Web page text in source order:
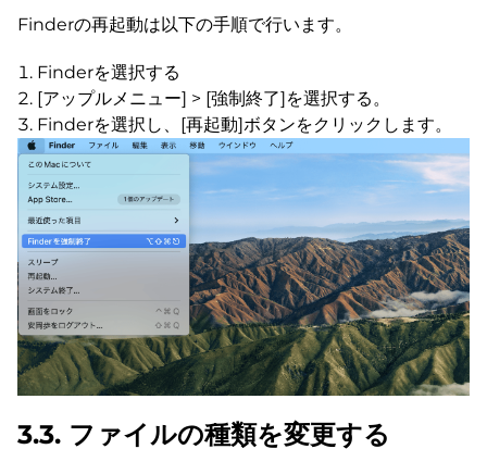
Finderの再起動は以下の手順で行います。
Finderを選択する
[アップルメニュー] > [強制終了]を選択する。
Finderを選択し、[再起動]ボタンをクリックします。
3.3. ファイルの種類を変更する